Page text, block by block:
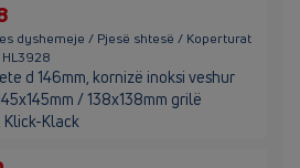
dyshemeje / Pjesë shtesë / Koperturat
d 146mm, kornizë inoksi veshur
/ 138x138mm grilë
Klick-Klack